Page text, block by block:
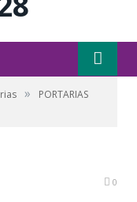
»
PORTARIAS
0